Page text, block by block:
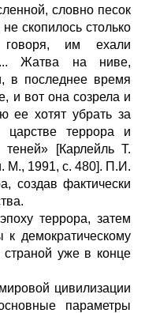
словно песок
скопилось столько
говоря, им ехали
Жатва на ниве,
в последнее время
и вот она созрела и
ее хотят убрать за
террора и
теней» [Карлейль Т.
М., 1991, с. 480]. П.И.
создав фактически
террора, затем
к демократическому
уже в конце
цивилизации
параметры